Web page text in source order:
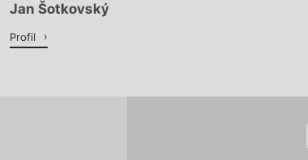
Načítá se.
Jan Šotkovský
Profil